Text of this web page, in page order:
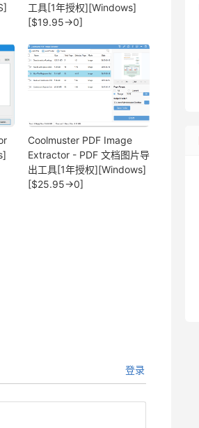
工具[1年授权][Windows]
[$19.95→0]
Coolmuster PDF Image
Extractor - PDF 文档图片导
出工具[1年授权][Windows]
[$25.95→0]
登录